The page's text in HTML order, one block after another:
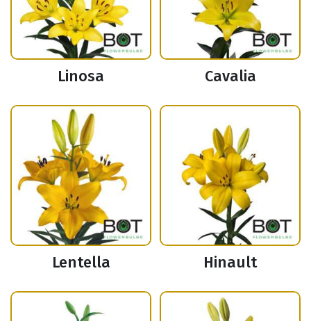
Linosa Cavalia
Lentella Hinault